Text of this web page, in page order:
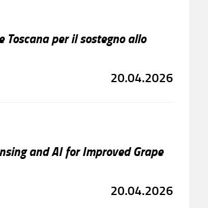
per il sostegno allo
20.04.2026
and AI for Improved Grape
20.04.2026